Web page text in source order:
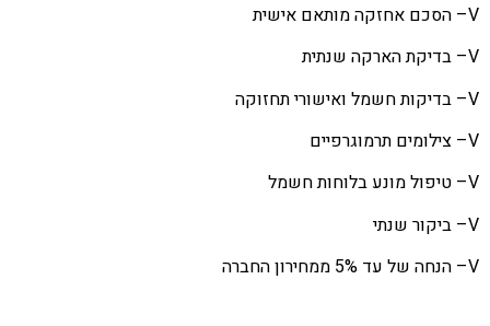
אחזקה מותאם אישית
הארקה שנתית
חשמל ואישורי תחזוקה
תרמוגרפיים
טיפול מונע בלוחות חשמל
שנתי
של עד 5% ממחירון החברה